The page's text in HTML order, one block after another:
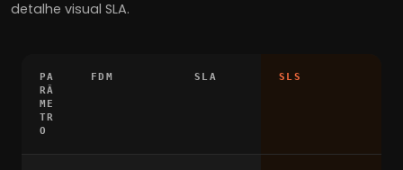
detalhe visual SLA.
PA
RÂ
ME
TR
O
FDM SLA SLS